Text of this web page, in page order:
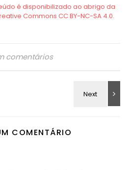
comentários
COMENTÁRIO